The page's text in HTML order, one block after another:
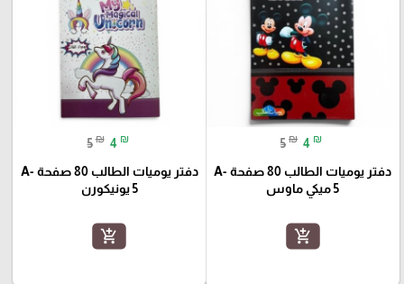
5 ₪ 4 ₪
دفتر يوميات الطالب 80 صفحة A-
5 ميكي ماوس
add_shopping_cart
5 ₪ 4 ₪
دفتر يوميات الطالب 80 صفحة A-
5 يونيكورن
add_shopping_cart